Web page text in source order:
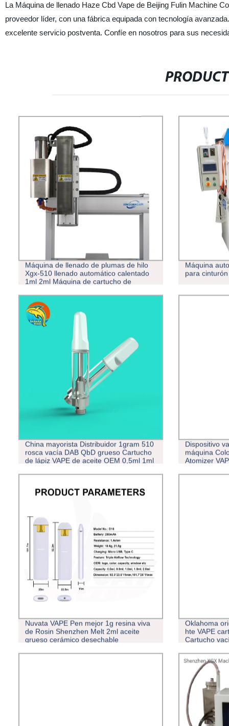
La Máquina de llenado Haze Cbd Vape de Beijing Fulin Machine
proveedor líder, con una fábrica equipada con tecnología
excelente servicio postventa. Confíe en nosotros para sus
Máquina de llenado de plumas de hilo
Xgx-510 llenado automático calentado
1ml 2ml Máquina de cartucho de
Máquina
para
China mayorista Distribuidor 1gram 510
rosca vacía DAB QbD grueso Cartucho
de lápiz VAPE de aceite OEM 0,5ml 1ml
acero inoxidable
Dispositivo
máquina
Atomizer
Nuvata VAPE Pen mejor 1g resina viva
de Rosin Shenzhen Melt 2ml aceite
grueso cerámico desechable
Oklahoma
hte VAPE
Cartucho
prensa